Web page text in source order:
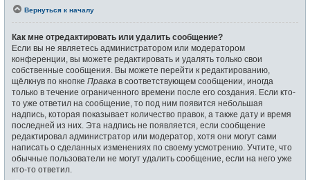
Вернуться к началу
Как мне отредактировать или удалить сообщение?
Если вы не являетесь администратором или модератором
конференции, вы можете редактировать и удалять только свои
собственные сообщения. Вы можете перейти к редактированию,
щёлкнув по кнопке Правка в соответствующем сообщении, иногда
только в течение ограниченного времени после его создания. Если кто-
то уже ответил на сообщение, то под ним появится небольшая
надпись, которая показывает количество правок, а также дату и время
последней из них. Эта надпись не появляется, если сообщение
редактировал администратор или модератор, хотя они могут сами
написать о сделанных изменениях по своему усмотрению. Учтите, что
обычные пользователи не могут удалить сообщение, если на него уже
кто-то ответил.